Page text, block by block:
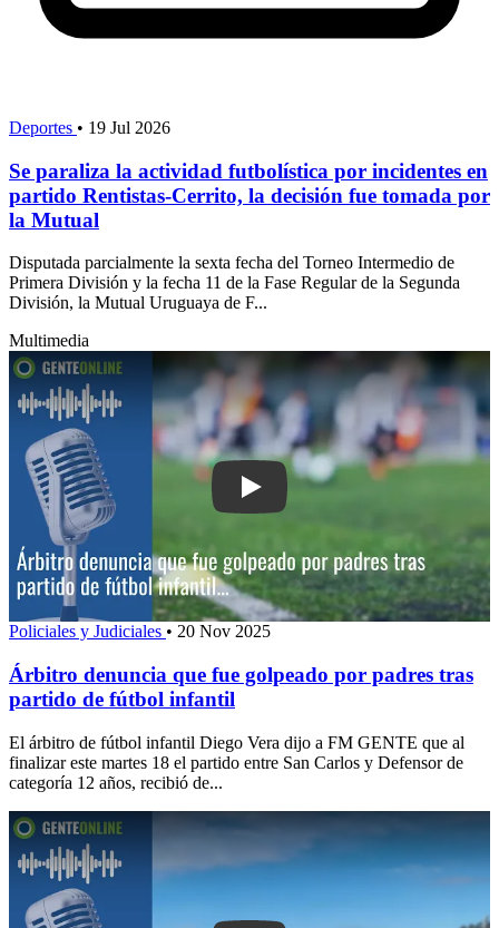
Deportes • 19 Jul 2026
Se paraliza la actividad futbolística por incidentes en
partido Rentistas-Cerrito, la decisión fue tomada por
la Mutual
Disputada parcialmente la sexta fecha del Torneo Intermedio de
Primera División y la fecha 11 de la Fase Regular de la Segunda
División, la Mutual Uruguaya de F...
Multimedia
Play: Árbitro denuncia que fue
Policiales y Judiciales • 20 Nov 2025
Árbitro denuncia que fue golpeado por padres tras
partido de fútbol infantil
El árbitro de fútbol infantil Diego Vera dijo a FM GENTE que al
finalizar este martes 18 el partido entre San Carlos y Defensor de
categoría 12 años, recibió de...